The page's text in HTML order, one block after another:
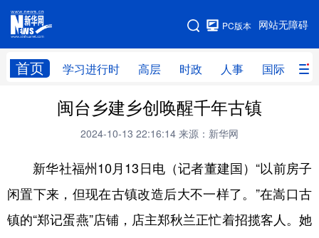
网站无障碍
PC版本
首页 学习进行时 高层 时政 人事 国际 财
网站地图
学习进行时 高层 时政
财经 网评
台湾 思客智库 全球连线 教育
科技 科创 量子 体育
文化 书画 健康 军事
闽台乡建乡创唤醒千年古镇
2024-10-13 22:16:14 来源：新华网
新华社福州10月13日电（记者董建国）“以前房子
闲置下来，但现在古镇改造后大不一样了。”在嵩口古
镇的“郑记蛋燕”店铺，店主郑秋兰正忙着招揽客人。她